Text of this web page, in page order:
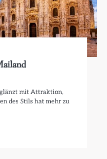
mit Attraktion,
des Stils hat mehr zu